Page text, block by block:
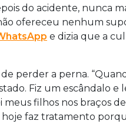
do acidente, nunca
ofereceu nenhum
e dizia que a
perder a perna.
Fiz um escândalo e
filhos nos braços
faz tratamento